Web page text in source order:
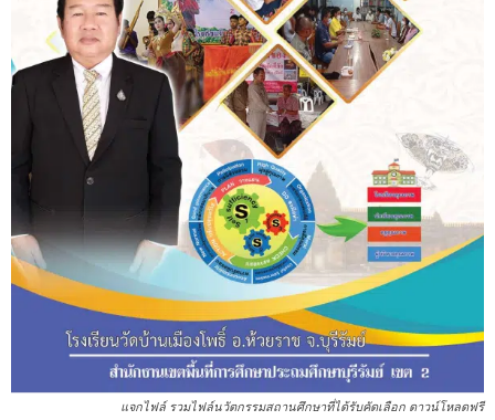
แจกไฟล์ รวมไฟล์นวัตกรรมสถานศึกษาที่ได้รับคัดเลือก ดาวน์โหลดฟรี